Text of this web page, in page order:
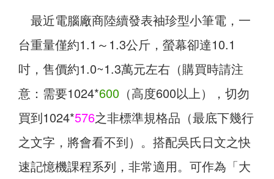
最近電腦廠商陸續發表袖珍型小筆電，一
台重量僅約1.1～1.3公斤，螢幕卻達10.1
吋，售價約1.0~1.3萬元左右（購買時請注
意：需要1024*600 （高度600以上），切勿
買到1024*576之非標準規格品（最底下幾行
之文字，將會看不到）。搭配吳氏日文之快
速記憶機課程系列，非常適用。可作為「大